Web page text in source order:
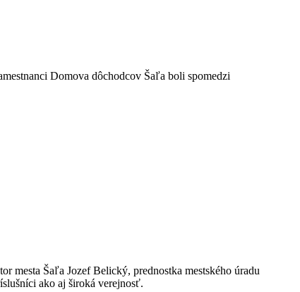
Domova dôchodcov Šaľa boli spomedzi
mesta Šaľa Jozef Belický, prednostka mestského úradu
ako aj široká verejnosť.